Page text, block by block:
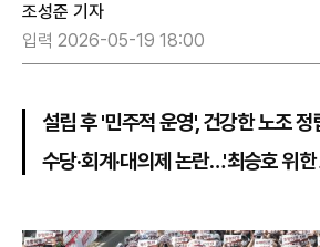
조성준 기자
입력 2026-05-19 18:00
설립 후 '민주적 운영', 건강한 노조 정
수당·회계·대의제 논란…'최승호 위